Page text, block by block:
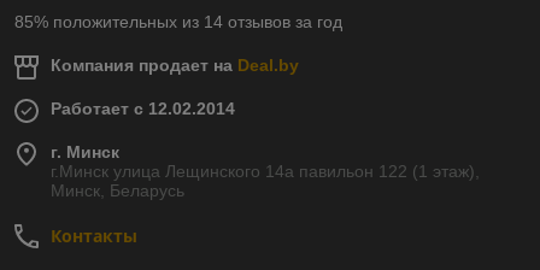
85% положительных из 14 отзывов за год
Компания продает на Deal.by
Работает с 12.02.2014
г. Минск
г.Минск улица Лещинского 14а павильон 122 (1 этаж),
Минск, Беларусь
Контакты